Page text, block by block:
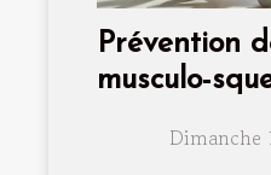
Prévention
musculo-
Dimanche